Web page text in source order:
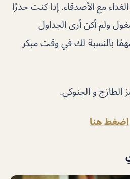
مع الأصدقاء. إذا كنت حذرًا
ولم أكن أرى الجداول
بالنسبة لك في وقت مبكر
الطازج و الجنوكي.
اضغط هنا